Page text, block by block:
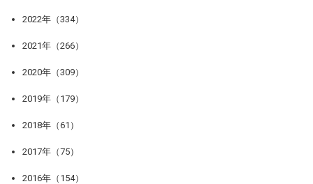
2022年（334）
2021年（266）
2020年（309）
2019年（179）
2018年（61）
2017年（75）
2016年（154）